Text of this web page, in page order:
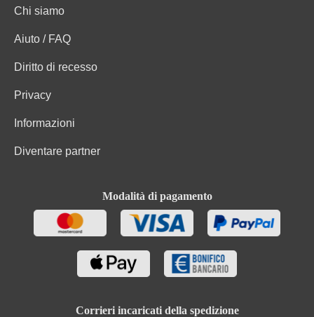
Chi siamo
Aiuto / FAQ
Diritto di recesso
Privacy
Informazioni
Diventare partner
Modalità di pagamento
Corrieri incaricati della spedizione